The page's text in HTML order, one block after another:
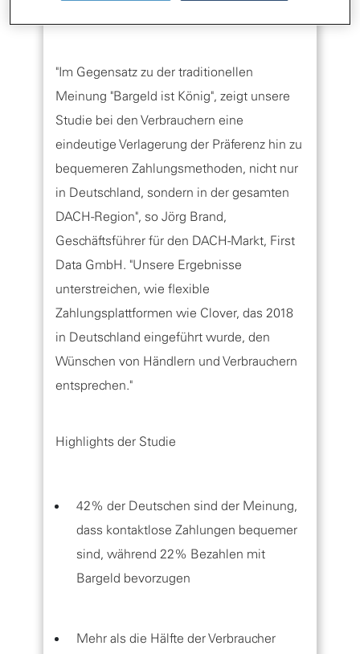
"Im Gegensatz zu der traditionellen
Meinung "Bargeld ist König", zeigt unsere
Studie bei den Verbrauchern eine
eindeutige Verlagerung der Präferenz hin zu
bequemeren Zahlungsmethoden, nicht nur
in Deutschland, sondern in der gesamten
DACH-Region", so Jörg Brand,
Geschäftsführer für den DACH-Markt, First
Data GmbH. "Unsere Ergebnisse
unterstreichen, wie flexible
Zahlungsplattformen wie Clover, das 2018
in Deutschland eingeführt wurde, den
Wünschen von Händlern und Verbrauchern
entsprechen."
Highlights der Studie
42% der Deutschen sind der Meinung,
dass kontaktlose Zahlungen bequemer
sind, während 22% Bezahlen mit
Bargeld bevorzugen
Mehr als die Hälfte der Verbraucher